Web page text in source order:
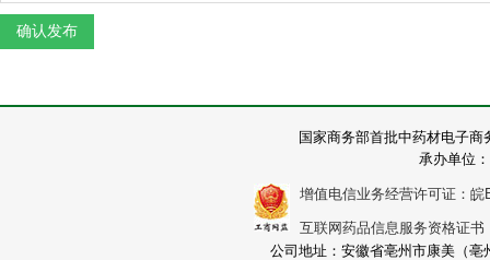
国家商务部首批中药材电子
承办单位
增值电信业务经营许可证：皖
互联网药品信息服务资格证
公司地址：安徽省亳州市康美（